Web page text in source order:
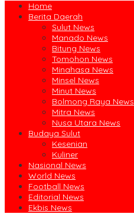
Home
Berita Daerah
Sulut News
Manado News
Bitung News
Tomohon News
Minahasa News
Minsel News
Minut News
Bolmong Raya News
Mitra News
Nusa Utara News
Budaya Sulut
Kesenian
Kuliner
Nasional News
World News
Football News
Editorial News
Ekbis News